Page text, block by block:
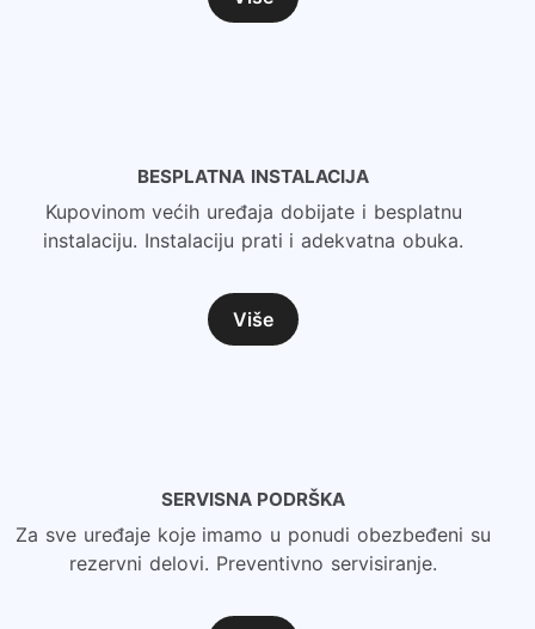
BESPLATNA INSTALACIJA
Kupovinom većih uređaja dobijate i besplatnu
instalaciju. Instalaciju prati i adekvatna obuka.
Više
SERVISNA PODRŠKA
Za sve uređaje koje imamo u ponudi obezbeđeni su
rezervni delovi. Preventivno servisiranje.